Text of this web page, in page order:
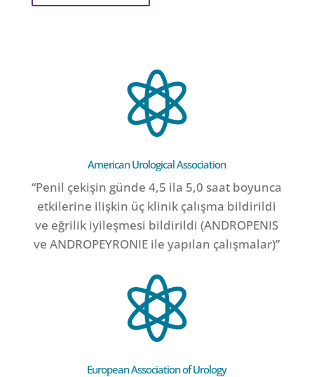

American Urological Association
“Penil çekişin günde 4,5 ila 5,0 saat boyunca
etkilerine ilişkin üç klinik çalışma bildirildi
ve eğrilik iyileşmesi bildirildi (ANDROPENIS
ve ANDROPEYRONIE ile yapılan çalışmalar)”

European Association of Urology